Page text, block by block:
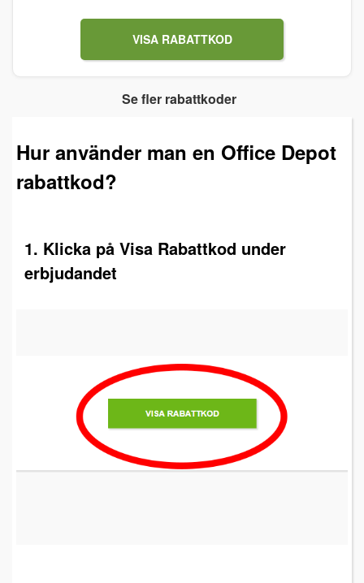
VISA RABATTKOD
Se fler rabattkoder
Hur använder man en Office Depot
rabattkod?
1. Klicka på Visa Rabattkod under
erbjudandet